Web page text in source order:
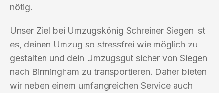
nötig.
Unser Ziel bei Umzugskönig Schreiner Siegen ist
es, deinen Umzug so stressfrei wie möglich zu
gestalten und dein Umzugsgut sicher von Siegen
nach Birmingham zu transportieren. Daher bieten
wir neben einem umfangreichen Service auch